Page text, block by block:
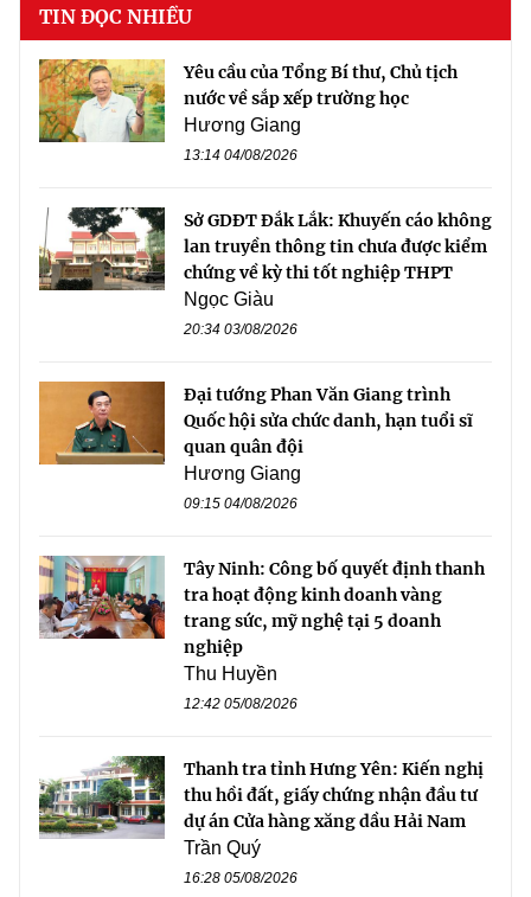
TIN ĐỌC NHIỀU
Yêu cầu của Tổng Bí thư, Chủ tịch
nước về sắp xếp trường học
Hương Giang
13:14 04/08/2026
Sở GDĐT Đắk Lắk: Khuyến cáo không
lan truyền thông tin chưa được kiểm
chứng về kỳ thi tốt nghiệp THPT
Ngọc Giàu
20:34 03/08/2026
Đại tướng Phan Văn Giang trình
Quốc hội sửa chức danh, hạn tuổi sĩ
quan quân đội
Hương Giang
09:15 04/08/2026
Tây Ninh: Công bố quyết định thanh
tra hoạt động kinh doanh vàng
trang sức, mỹ nghệ tại 5 doanh
nghiệp
Thu Huyền
12:42 05/08/2026
Thanh tra tỉnh Hưng Yên: Kiến nghị
thu hồi đất, giấy chứng nhận đầu tư
dự án Cửa hàng xăng dầu Hải Nam
Trần Quý
16:28 05/08/2026